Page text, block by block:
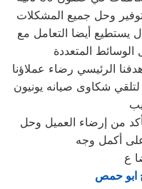
وحل جميع المشكلات
يستطيع أيضا التعامل مع
الوسائط المتعددة
الرئيسي رضاء عملاؤنا
لتلقي شكاوى صيانه يونيون
من إرضاء العميل وحل
أكمل وجه
ع
ابو حمص